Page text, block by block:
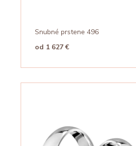
Snubné prstene 496
od 1 627 €